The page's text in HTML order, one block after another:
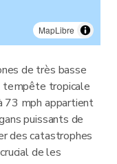
MapLibre
de très basse
tempête tropicale
73 mph appartient
puissants de
des catastrophes
de les